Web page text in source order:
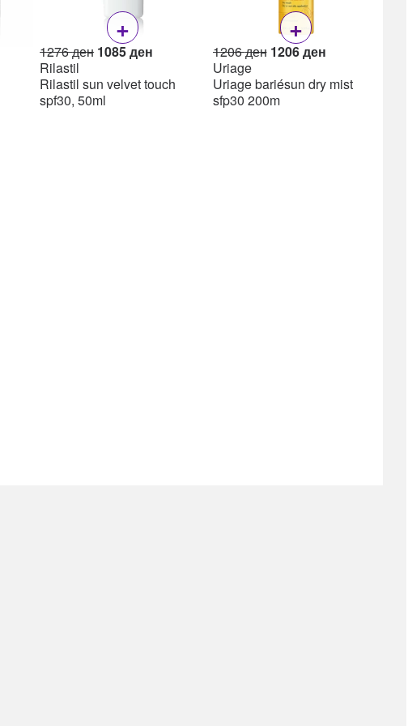
+
1276ден Original
was:
1276 ден.
1085ден
is:
Rilastil
Rilastil sun velvet touch
spf30, 50ml
+
1206ден Original
was:
1206 ден.
1206денCurrent
is:
Uriage
Uriage bariésun dry mist
sfp30 200m